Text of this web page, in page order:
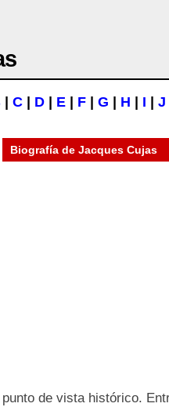
C D E F G H I J
Biografía de Jacques Cujas
punto de vista histórico.